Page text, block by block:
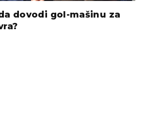
dovodi gol-mašinu za